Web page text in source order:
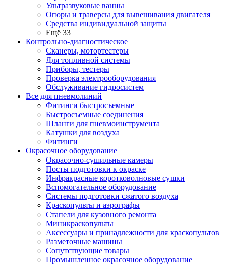
Ультразвуковые ванны
Опоры и траверсы для вывешивания двигателя
Средства индивидуальной защиты
Ещё 33
Контрольно-диагностическое
Сканеры, мотортестеры
Для топливной системы
Приборы, тестеры
Проверка электрооборудования
Обслуживание гидросистем
Все для пневмолиний
Фитинги быстросъемные
Быстросъемные соединения
Шланги для пневмоинструмента
Катушки для воздуха
Фитинги
Окрасочное оборудование
Окрасочно-сушильные камеры
Посты подготовки к окраске
Инфракрасные коротковолновые сушки
Вспомогательное оборудование
Системы подготовки сжатого воздуха
Краскопульты и аэрографы
Стапели для кузовного ремонта
Миникраскопульты
Аксессуары и принадлежности для краскопультов
Разметочные машины
Сопутствующие товары
Промышленное окрасочное оборудование